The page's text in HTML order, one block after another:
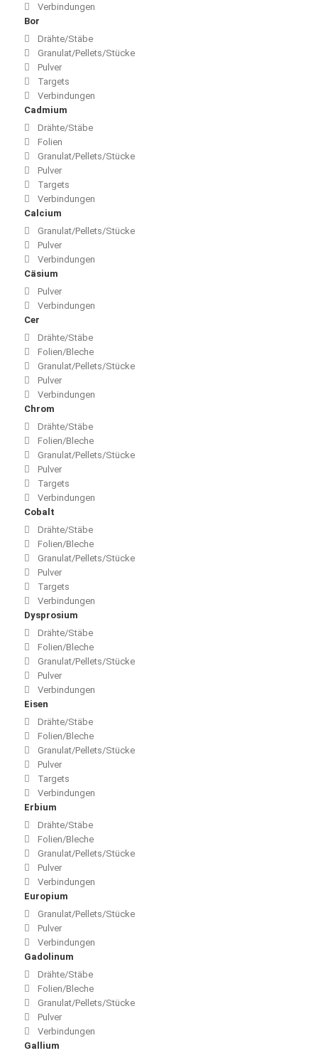
Verbindungen
Bor
Drähte/Stäbe
Granulat/Pellets/Stücke
Pulver
Targets
Verbindungen
Cadmium
Drähte/Stäbe
Folien
Granulat/Pellets/Stücke
Pulver
Targets
Verbindungen
Calcium
Granulat/Pellets/Stücke
Pulver
Verbindungen
Cäsium
Pulver
Verbindungen
Cer
Drähte/Stäbe
Folien/Bleche
Granulat/Pellets/Stücke
Pulver
Verbindungen
Chrom
Drähte/Stäbe
Folien/Bleche
Granulat/Pellets/Stücke
Pulver
Targets
Verbindungen
Cobalt
Drähte/Stäbe
Folien/Bleche
Granulat/Pellets/Stücke
Pulver
Targets
Verbindungen
Dysprosium
Drähte/Stäbe
Folien/Bleche
Granulat/Pellets/Stücke
Pulver
Verbindungen
Eisen
Drähte/Stäbe
Folien/Bleche
Granulat/Pellets/Stücke
Pulver
Targets
Verbindungen
Erbium
Drähte/Stäbe
Folien/Bleche
Granulat/Pellets/Stücke
Pulver
Verbindungen
Europium
Granulat/Pellets/Stücke
Pulver
Verbindungen
Gadolinum
Drähte/Stäbe
Folien/Bleche
Granulat/Pellets/Stücke
Pulver
Verbindungen
Gallium